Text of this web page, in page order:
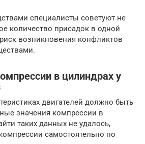
специалисты советуют не
количество присадок в одной
возникновения конфликтов
в цилиндрах у
двигателей должно быть
значения компрессии в
таких данных не удалось,
самостоятельно по